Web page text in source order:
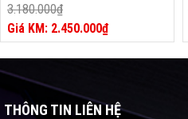
3.180.000₫
Giá
gốc
là:
3.180.000₫.
2.450.000₫
Giá
hiện
tại
là:
2.450.000₫.
THÔNG TIN LIÊN HỆ